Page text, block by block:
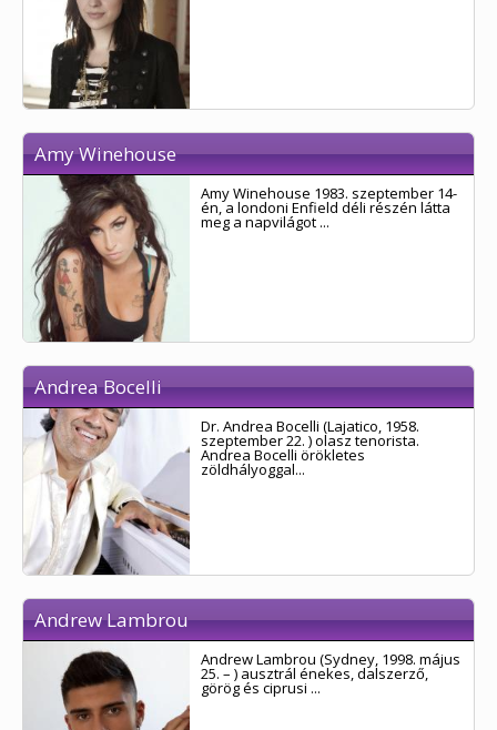
Amy Winehouse
Amy Winehouse 1983. szeptember 14-
én, a londoni Enfield déli részén látta
meg a napvilágot ...
Andrea Bocelli
Dr. Andrea Bocelli (Lajatico, 1958.
szeptember 22. ) olasz tenorista.
Andrea Bocelli örökletes
zöldhályoggal...
Andrew Lambrou
Andrew Lambrou (Sydney, 1998. május
25. – ) ausztrál énekes, dalszerző,
görög és ciprusi ...